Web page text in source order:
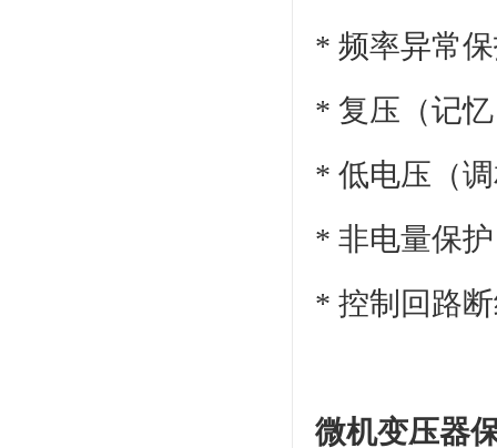
* 频率异常
* 复压（记
* 低电压（
* 非电量保护
* 控制回路
微机变压器